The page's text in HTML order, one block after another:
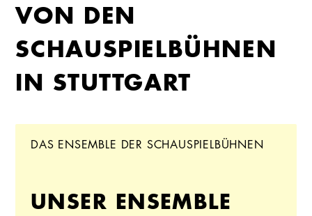
VON DEN
SCHAUSPIELBÜHNEN
IN STUTTGART
DAS ENSEMBLE DER SCHAUSPIELBÜHNEN
UNSER ENSEMBLE